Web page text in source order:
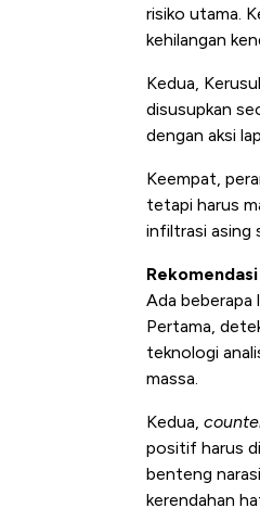
risiko utama.
kehilangan
Kedua,
disusupkan
dengan aksi
Keempat,
tetapi harus
infiltrasi asing
Ada beberapa
Pertama,
teknologi
massa.
Kedua,
positif harus
benteng
kerendahan